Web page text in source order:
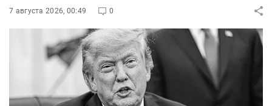
7 августа 2026, 00:49 0